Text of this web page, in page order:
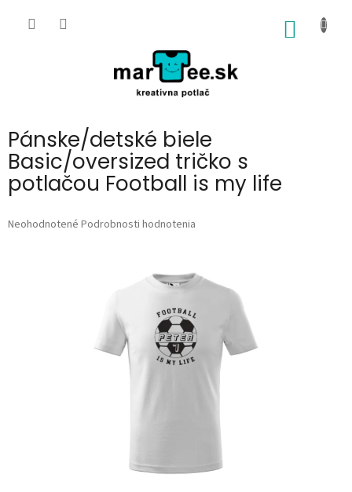
Pánske/detské biele
Basic/oversized tričko s
potlačou Football is my life
Priemerné
Neohodnotené Podrobnosti hodnotenia